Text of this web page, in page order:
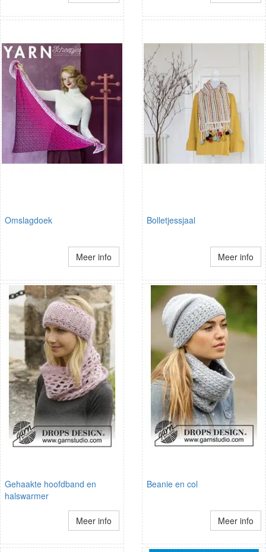
Omslagdoek
Meer info
Bolletjessjaal
Meer info
Gehaakte hoofdband en
halswarmer
Meer info
Beanie en col
Meer info